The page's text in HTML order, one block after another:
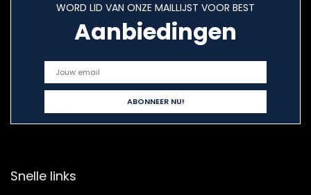
WORD LID VAN ONZE MAILLIJST VOOR BEST
Aanbiedingen
Snelle links